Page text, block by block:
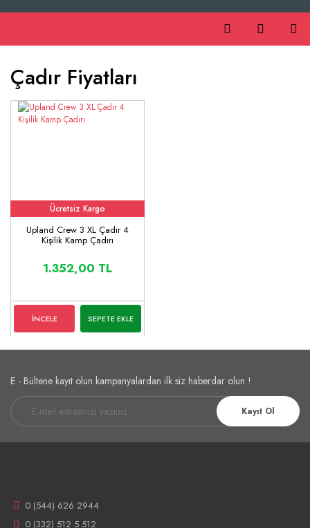
Çadır Fiyatları
Ücretsiz Kargo
Upland Crew 3 XL Çadır 4
Kişilik Kamp Çadırı
1.352,00 TL
İNCELE SEPETE EKLE
E - Bültene kayıt olun kampanyalardan ilk siz haberdar olun !
Kayıt Ol
0 (544) 626 2944
0 (332) 512 5 512